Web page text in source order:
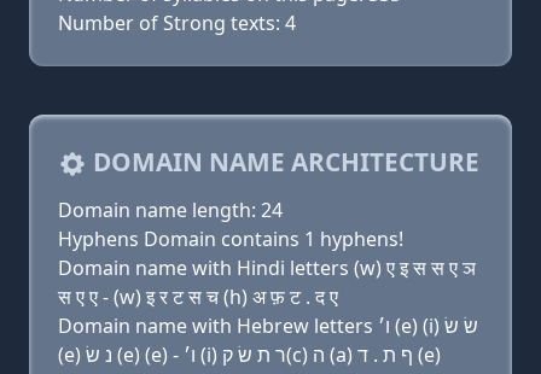
Number of Strong texts: 4
DOMAIN NAME ARCHITECTURE
Domain name length: 24
Hyphens Domain contains 1 hyphens!
Domain name with Hindi letters (w) ए इ स स ए ञ
स ए ए - (w) इ र ट स च (h) अ फ़ ट . द ए
Domain name with Hebrew letters ו׳ (e) (i) שׂ שׂ
(e) נ שׂ (e) (e) - ו׳ (i) ר ת שׂ ק(c) ה (a) ף ת . ד (e)